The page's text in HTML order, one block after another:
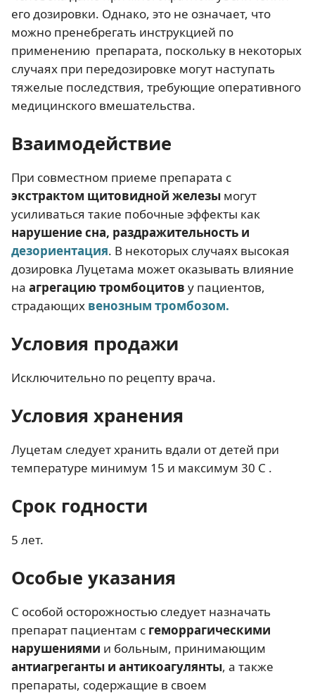
его дозировки. Однако, это не означает, что
можно пренебрегать инструкцией по
применению препарата, поскольку в некоторых
случаях при передозировке могут наступать
тяжелые последствия, требующие оперативного
медицинского вмешательства.
Взаимодействие
При совместном приеме препарата с
экстрактом щитовидной железы могут
усиливаться такие побочные эффекты как
нарушение сна, раздражительность и
дезориентация. В некоторых случаях высокая
дозировка Луцетама может оказывать влияние
на агрегацию тромбоцитов у пациентов,
страдающих венозным тромбозом.
Условия продажи
Исключительно по рецепту врача.
Условия хранения
Луцетам следует хранить вдали от детей при
температуре минимум 15 и максимум 30 С .
Срок годности
5 лет.
Особые указания
С особой осторожностью следует назначать
препарат пациентам с геморрагическими
нарушениями и больным, принимающим
антиагреганты и антикоагулянты, а также
препараты, содержащие в своем